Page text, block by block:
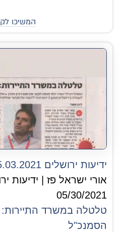
המשיכו
ידיעות ירושלים 05.03.2021
אורי ישראל פז | ידיעות
05/30/2021
טלטלה במשרד התיירות:
הסמנכ"ל